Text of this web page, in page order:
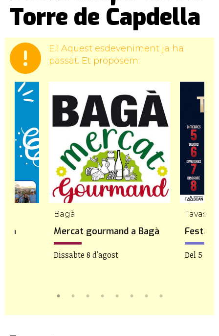
Torre de Capdella
Ei! Aquest esdeveniment ja ha
passat. Et proposem:
Bagà
Mercat gourmand a Bagà
Dissabte 8 d'agost
Festa
Del 5 al